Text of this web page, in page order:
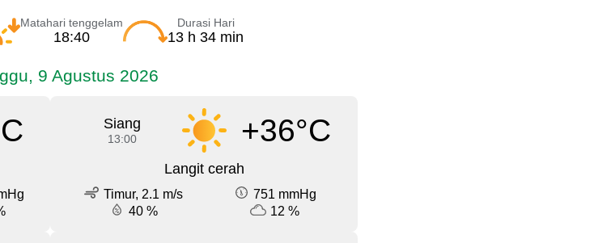
Matahari tenggelam
18:40
Durasi Hari
13 h 34 min
9 Agustus 2026
Siang
13:00 +36°C
Langit cerah
Timur, 2.1 m/s
751 mmHg
40 %
12 %